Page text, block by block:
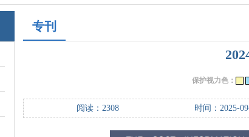
专刊
保护视力色：
阅读： 2308 时间：2025-